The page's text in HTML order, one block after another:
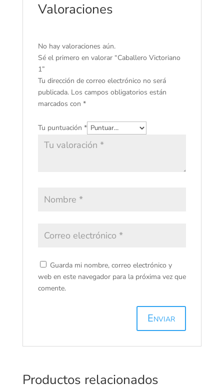
Valoraciones
No hay valoraciones aún.
Sé el primero en valorar “Caballero Victoriano
1”
Tu dirección de correo electrónico no será
publicada. Los campos obligatorios están
marcados con *
Tu puntuación *
Guarda mi nombre, correo electrónico y
web en este navegador para la próxima vez que
comente.
Productos relacionados